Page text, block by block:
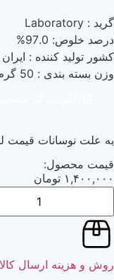
گرید : Laboratory
درصد خلوص: 97.0%
کشور تولید کننده : ایران
وزن بسته بندی : 50 گرم
به علت نوسانات قیمت
قیمت محصول:
۱,۴۰۰,۰۰۰ تومان
روش و هزینه ارسال کالا